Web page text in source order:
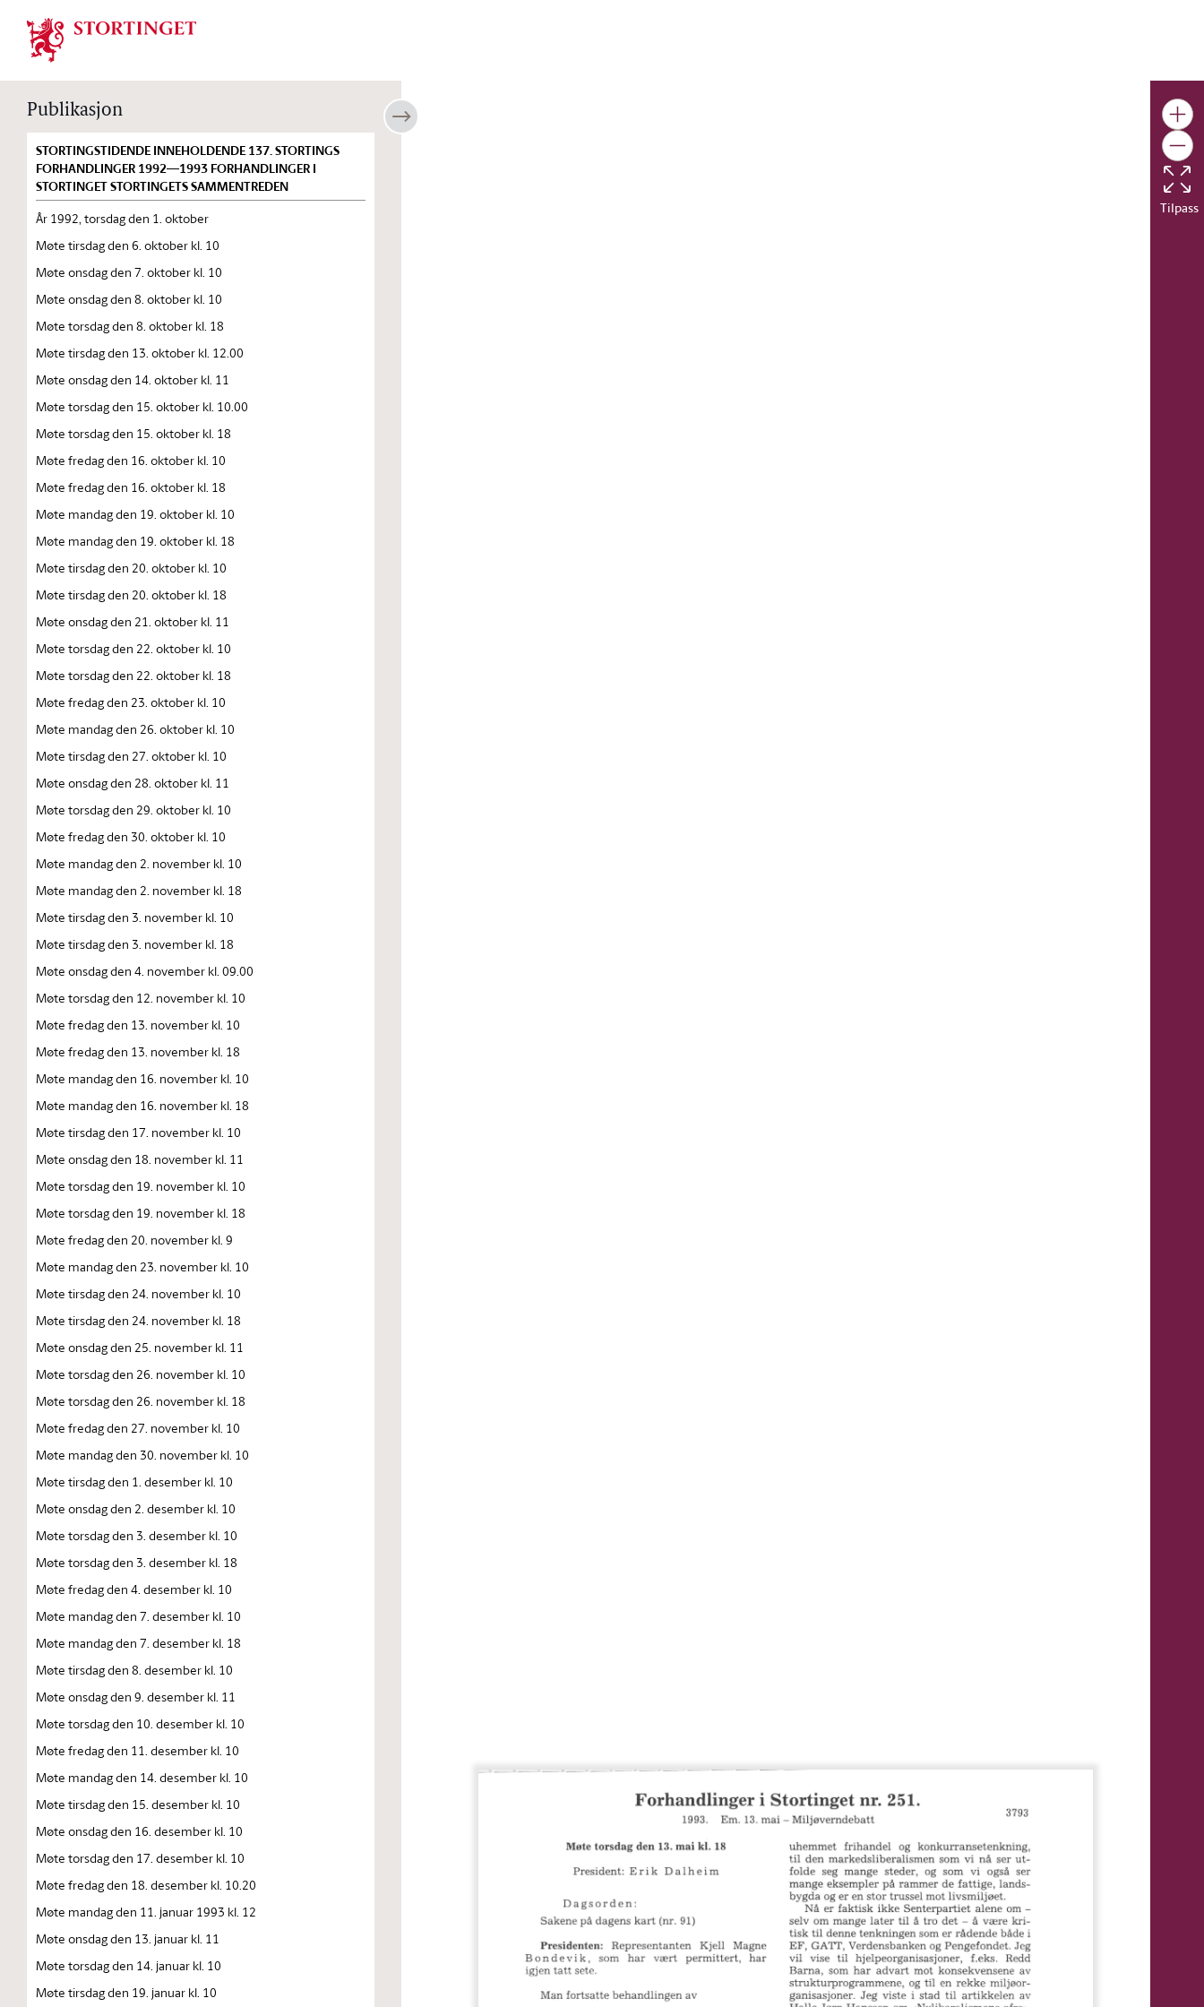
Stortinget.no
Publikasjon
STORTINGSTIDENDE INNEHOLDENDE 137. STORTINGS
FORHANDLINGER 1992—1993 FORHANDLINGER I
STORTINGET STORTINGETS SAMMENTREDEN
År 1992, torsdag den 1. oktober
Møte tirsdag den 6. oktober kl. 10
Møte onsdag den 7. oktober kl. 10
Møte onsdag den 8. oktober kl. 10
Møte torsdag den 8. oktober kl. 18
Møte tirsdag den 13. oktober kl. 12.00
Møte onsdag den 14. oktober kl. 11
Møte torsdag den 15. oktober kl. 10.00
Møte torsdag den 15. oktober kl. 18
Møte fredag den 16. oktober kl. 10
Møte fredag den 16. oktober kl. 18
Møte mandag den 19. oktober kl. 10
Møte mandag den 19. oktober kl. 18
Møte tirsdag den 20. oktober kl. 10
Møte tirsdag den 20. oktober kl. 18
Møte onsdag den 21. oktober kl. 11
Møte torsdag den 22. oktober kl. 10
Møte torsdag den 22. oktober kl. 18
Møte fredag den 23. oktober kl. 10
Møte mandag den 26. oktober kl. 10
Møte tirsdag den 27. oktober kl. 10
Møte onsdag den 28. oktober kl. 11
Møte torsdag den 29. oktober kl. 10
Møte fredag den 30. oktober kl. 10
Møte mandag den 2. november kl. 10
Møte mandag den 2. november kl. 18
Møte tirsdag den 3. november kl. 10
Møte tirsdag den 3. november kl. 18
Møte onsdag den 4. november kl. 09.00
Møte torsdag den 12. november kl. 10
Møte fredag den 13. november kl. 10
Møte fredag den 13. november kl. 18
Møte mandag den 16. november kl. 10
Møte mandag den 16. november kl. 18
Møte tirsdag den 17. november kl. 10
Møte onsdag den 18. november kl. 11
Møte torsdag den 19. november kl. 10
Møte torsdag den 19. november kl. 18
Møte fredag den 20. november kl. 9
Møte mandag den 23. november kl. 10
Møte tirsdag den 24. november kl. 10
Møte tirsdag den 24. november kl. 18
Møte onsdag den 25. november kl. 11
Møte torsdag den 26. november kl. 10
Møte torsdag den 26. november kl. 18
Møte fredag den 27. november kl. 10
Møte mandag den 30. november kl. 10
Møte tirsdag den 1. desember kl. 10
Møte onsdag den 2. desember kl. 10
Møte torsdag den 3. desember kl. 10
Møte torsdag den 3. desember kl. 18
Møte fredag den 4. desember kl. 10
Møte mandag den 7. desember kl. 10
Møte mandag den 7. desember kl. 18
Møte tirsdag den 8. desember kl. 10
Møte onsdag den 9. desember kl. 11
Møte torsdag den 10. desember kl. 10
Møte fredag den 11. desember kl. 10
Møte mandag den 14. desember kl. 10
Møte tirsdag den 15. desember kl. 10
Møte onsdag den 16. desember kl. 10
Møte torsdag den 17. desember kl. 10
Møte fredag den 18. desember kl. 10.20
Møte mandag den 11. januar 1993 kl. 12
Møte onsdag den 13. januar kl. 11
Møte torsdag den 14. januar kl. 10
Møte tirsdag den 19. januar kl. 10